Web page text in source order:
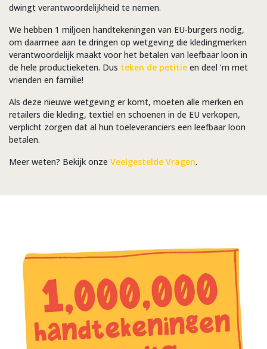
dwingt verantwoordelijkheid te nemen.
We hebben 1 miljoen handtekeningen van EU-burgers nodig,
om daarmee aan te dringen op wetgeving die kledingmerken
verantwoordelijk maakt voor het betalen van leefbaar loon in
de hele productieketen. Dus teken de petitie en deel ‘m met
vrienden en familie!
Als deze nieuwe wetgeving er komt, moeten alle merken en
retailers die kleding, textiel en schoenen in de EU verkopen,
verplicht zorgen dat al hun toeleveranciers een leefbaar loon
betalen.
Meer weten? Bekijk onze Veelgestelde Vragen.